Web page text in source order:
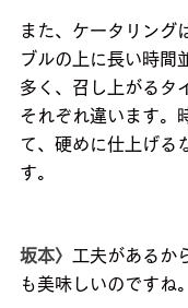
また、ケータリング
ブルの上に長い時間
多く、召し上がるタ
それぞれ違います。
て、硬めに仕上げる
す。
坂本〉 工夫があるか
も美味しいのですね。